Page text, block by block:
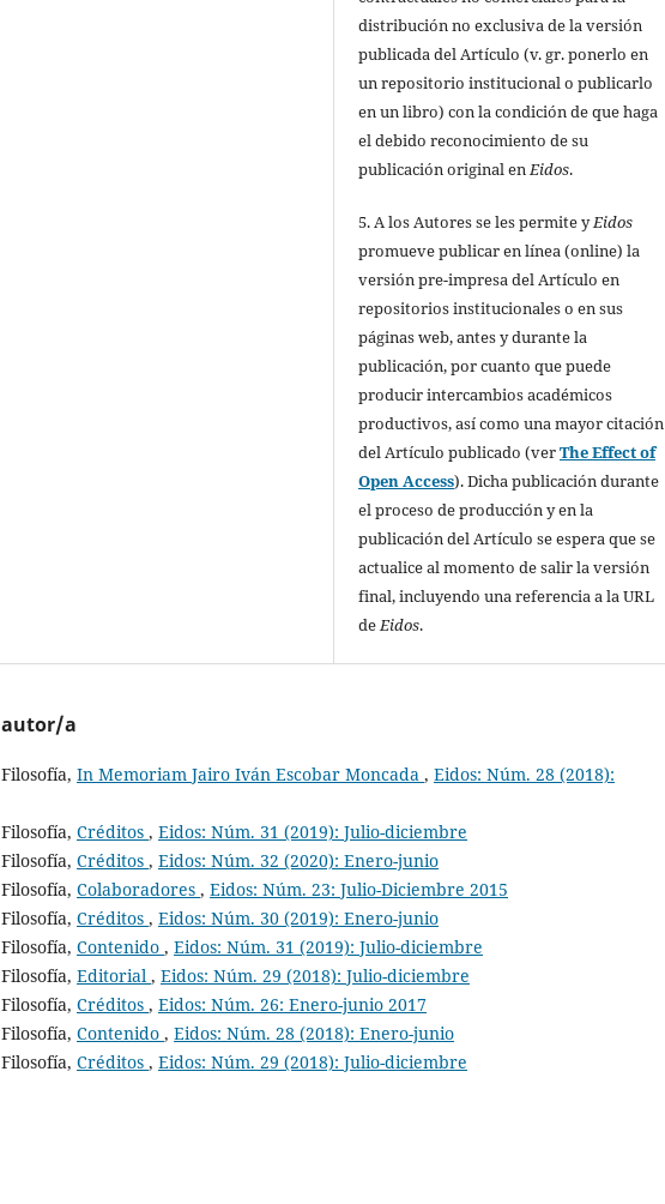
distribución no exclusiva de la versión
publicada del Artículo (v. gr. ponerlo en
un repositorio institucional o publicarlo
en un libro) con la condición de que haga
el debido reconocimiento de su
publicación original enEidos.
5. A los Autores se les permite yEidos
promueve publicar en línea (online) la
versión pre-impresa del Artículo en
repositorios institucionales o en sus
páginas web, antes y durante la
publicación, por cuanto que puede
producir intercambios académicos
productivos, así como una mayor citación
del Artículo publicado (verThe Effect of
Open Access). Dicha publicación durante
el proceso de producción y en la
publicación del Artículo se espera que se
actualice al momento de salir la versión
final, incluyendo una referencia a la URL
deEidos.
autor/a
In Memoriam Jairo Iván Escobar Moncada , Eidos: Núm. 28 (2018):
Créditos , Eidos: Núm. 31 (2019): Julio-diciembre
Créditos , Eidos: Núm. 32 (2020): Enero-junio
Colaboradores , Eidos: Núm. 23: Julio-Diciembre 2015
Créditos , Eidos: Núm. 30 (2019): Enero-junio
Contenido , Eidos: Núm. 31 (2019): Julio-diciembre
Editorial , Eidos: Núm. 29 (2018): Julio-diciembre
Créditos , Eidos: Núm. 26: Enero-junio 2017
Contenido , Eidos: Núm. 28 (2018): Enero-junio
Créditos , Eidos: Núm. 29 (2018): Julio-diciembre